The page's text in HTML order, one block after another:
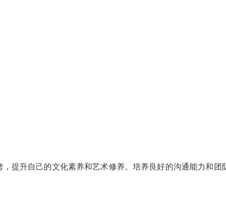
提升自己的文化素养和艺术修养。培养良好的沟通能力和团